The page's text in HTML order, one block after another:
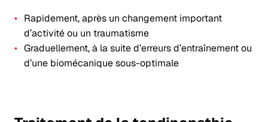
Rapidement, après un changement important
d’activité ou un traumatisme
Graduellement, à la suite d’erreurs d’entraînement ou
d’une biomécanique sous-optimale